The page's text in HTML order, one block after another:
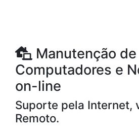
Manutenção de
Computadores e
on-line
Suporte pela Internet,
Remoto.